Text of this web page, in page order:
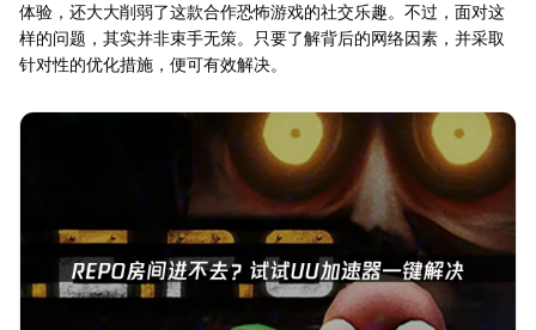
体验，还大大削弱了这款合作恐怖游戏的社交乐趣。不过，面对这
样的问题，其实并非束手无策。只要了解背后的网络因素，并采取
针对性的优化措施，便可有效解决。